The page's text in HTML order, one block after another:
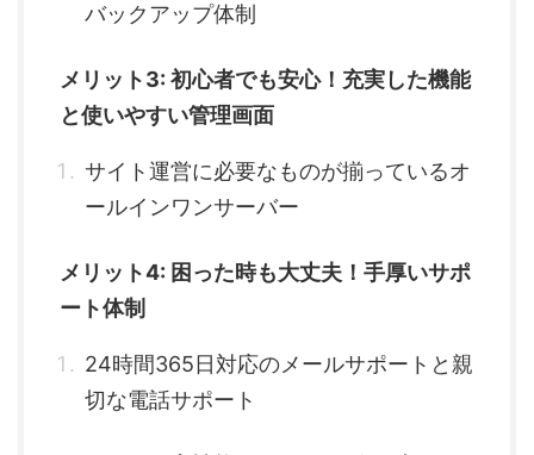
バックアップ体制
メリット3: 初心者でも安心！充実した機能
と使いやすい管理画面
サイト運営に必要なものが揃っているオ
ールインワンサーバー
メリット4: 困った時も大丈夫！手厚いサポ
ート体制
24時間365日対応のメールサポートと親
切な電話サポート